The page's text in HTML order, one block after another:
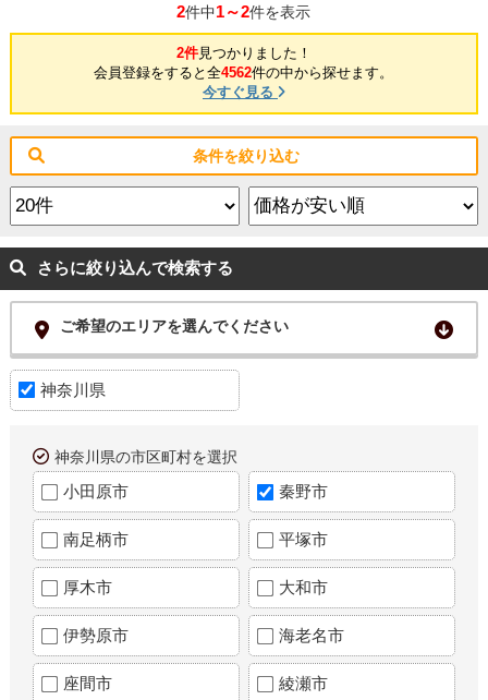
2件中1～2件を表示
2件見つかりました！
会員登録をすると全4562件の中から探せます。
今すぐ見る
条件を絞り込む
さらに絞り込んで検索する
ご希望のエリアを選んでください
神奈川県
神奈川県の市区町村を選択
小田原市 秦野市
南足柄市 平塚市
厚木市 大和市
伊勢原市 海老名市
座間市 綾瀬市